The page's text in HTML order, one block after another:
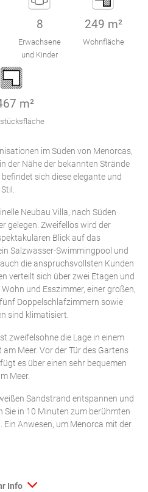
8
Erwachsene
und Kinder
249 m²
Wohnfläche
m²
im Süden von Menorcas,
der Nähe der bekannten Strände
sich diese elegante und
Neubau Villa, nach Süden
gelegen. Zweifellos wird der
Blick auf das
Salzwasser-Swimmingpool und
die anspruchsvollsten Kunden
verteilt sich über zwei Etagen und
und Esszimmer, einer großen,
Doppelschlafzimmern sowie
sind klimatisiert.
zweifelsohne die Lage in einem
Meer. Vor der Tür des Gartens
es über einen sehr bequemen
Meer.
Sandstrand entspannen und
Sie in 10 Minuten zum berühmten
Anwesen, um Menorca mit der
Info